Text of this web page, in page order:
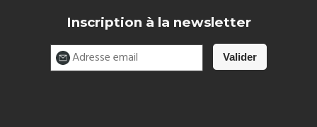
Inscription à la newsletter